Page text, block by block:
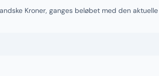
Kroner, ganges beløbet med den aktuelle